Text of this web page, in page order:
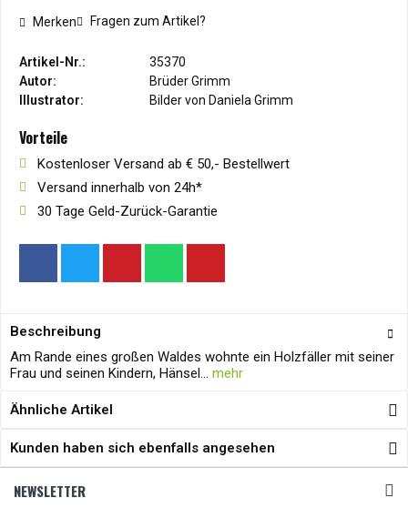
Merken Fragen zum Artikel?
Artikel-Nr.:
35370
Autor:
Brüder Grimm
Illustrator:
Bilder von Daniela Grimm
Vorteile
Kostenloser Versand ab € 50,- Bestellwert
Versand innerhalb von 24h*
30 Tage Geld-Zurück-Garantie
Beschreibung
Am Rande eines großen Waldes wohnte ein Holzfäller mit seiner
Frau und seinen Kindern, Hänsel... mehr
Ähnliche Artikel
Kunden haben sich ebenfalls angesehen
NEWSLETTER